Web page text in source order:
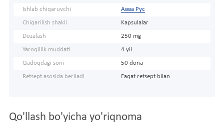
Ishlab chiqaruvchi Авва Рус
Chiqarilish shakli Kapsulalar
Dozalash 250 mg
Yaroqlilik muddati 4 yil
Qadoqdagi soni 50 dona
Retsept asosida beriladi Faqat retsept bilan
Qo'llash bo'yicha yo'riqnoma